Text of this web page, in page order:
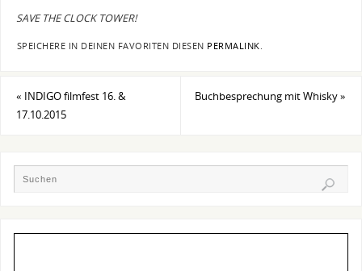
SAVE THE CLOCK TOWER!
SPEICHERE IN DEINEN FAVORITEN DIESEN PERMALINK.
« INDIGO filmfest 16. &
17.10.2015
Buchbesprechung mit Whisky»